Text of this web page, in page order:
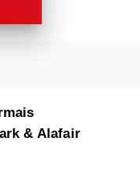
& Alafair